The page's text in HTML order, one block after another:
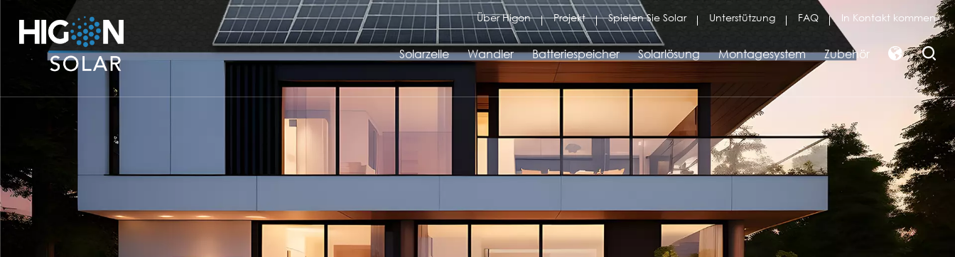
Über Higon Projekt Spielen Sie Solar Unterstützung FAQ In Kontakt kommen
Solarzelle Wandler Batteriespeicher Solarlösung Montagesystem Zubehör